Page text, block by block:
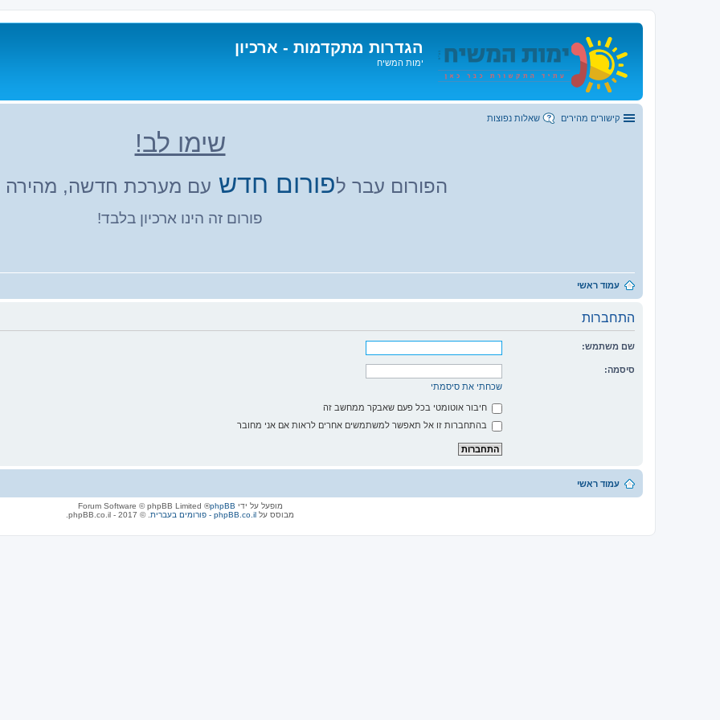
הגדרות מתקדמות - ארכיון
ימות המשיח
קישורים מהירים שאלות נפוצות
שימו לב!
הפורום עבר לפורום חדש עם מערכת חדשה, מהירה
פורום זה הינו ארכיון בלבד!
עמוד ראשי
התחברות
שם משתמש:
סיסמה:
שכחתי את סיסמתי
חיבור אוטומטי בכל פעם שאבקר ממחשב זה
בהתחברות זו אל תאפשר למשתמשים אחרים לראות אם אני מחובר
עמוד ראשי
מופעל על ידי phpBB
® Forum Software © phpBB Limited
מבוסס על phpBB.co.il - פורומים בעברית . © 2017 - phpBB.co.il.